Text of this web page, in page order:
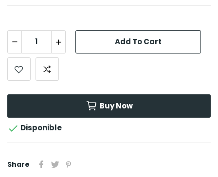
Add To Cart
Buy Now
 Disponible
Share